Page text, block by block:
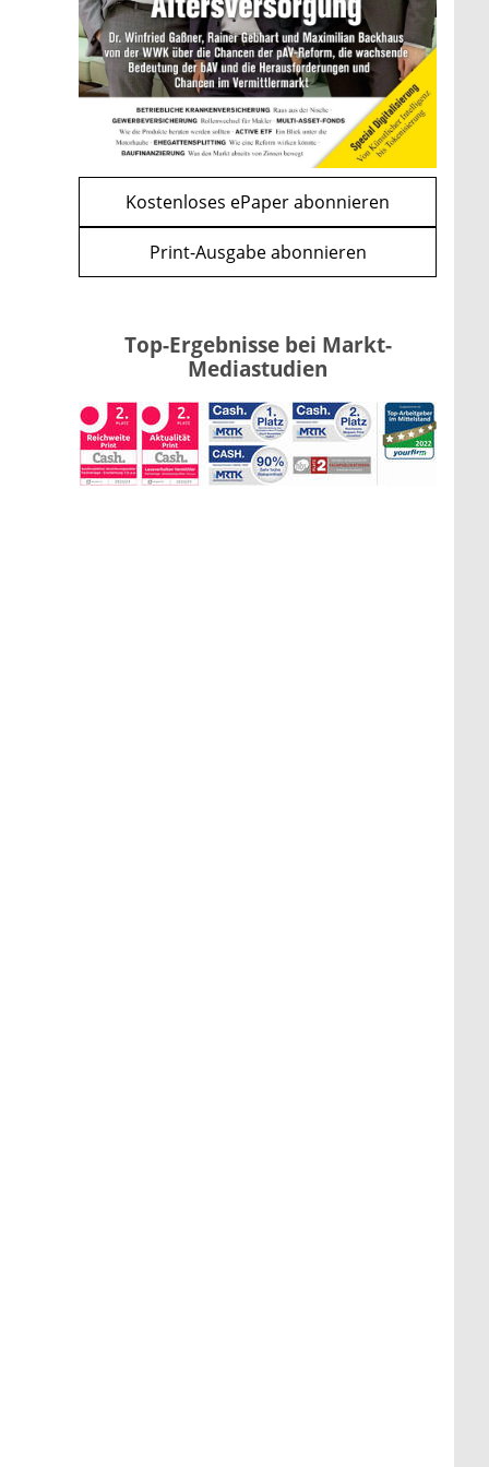
WEITERE ARTIKEL
zurückweiter
und CLARITY Act geben die
Richtung vor
mehr
Kostenloses ePaper abonnieren
Print-Ausgabe abonnieren
Top-Ergebnisse bei Markt-
Mediastudien